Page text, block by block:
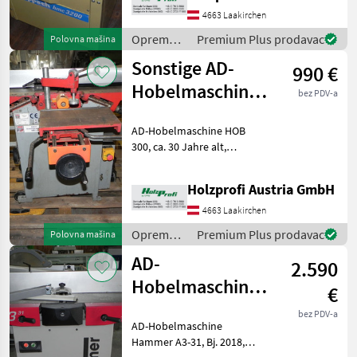
Polovna mašina
kWPreisänderungen
vorbehalten, Irrtümer,
Druck-
4663 Laakirchen
Oprema
za šumu i
obradu
drveta /
Scheppach
Premium Plus prodavac
Polovna mašina
Sonstige AD-
Hobelmaschine
HOB300
gebraucht
990 €
bez PDV-a
AD-Hobelmaschine HOB
300, ca. 30 Jahre alt,
Fahreinrichtung, 4, 5 PS
(S6), 1300 mm Tischlänge,
300 mm Tischbreite, 3 Me
Holzprofi Austria GmbH
4663 Laakirchen
Oprema
za šumu i
obradu
drveta /
Sonstige
Premium Plus prodavac
AD-
Hobelmaschine
gebraucht
2.590
€
bez PDV-a
AD-Hobelmaschine
Hammer A3-31, Bj. 2018,